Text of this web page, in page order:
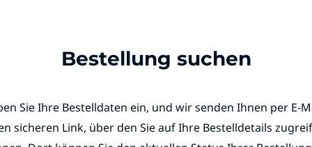
Bestellung suchen
Sie Ihre Bestelldaten ein, und wir senden Ihnen per E-
sicheren Link, über den Sie auf Ihre Bestelldetails